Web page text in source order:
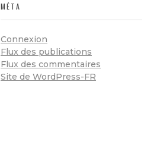
MÉTA
Connexion
Flux des publications
Flux des commentaires
Site de WordPress-FR